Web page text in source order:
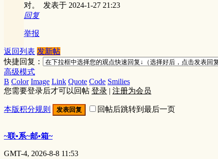
对。 发表于 2024-1-27 21:23
回复
举报
返回列表 发新帖
快捷回复：
高级模式
B Color Image Link Quote Code Smilies
您需要登录后才可以回帖 登录 | 注册为会员
本版积分规则 发表回复 回帖后跳转到最后一页
~联•系~邮•箱~
GMT-4, 2026-8-8 11:53